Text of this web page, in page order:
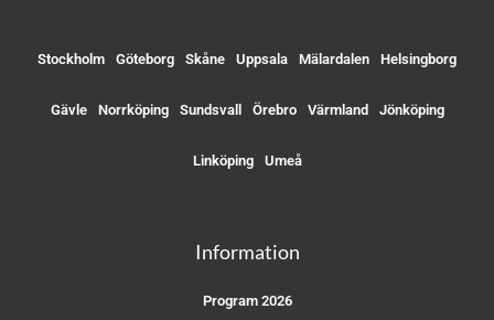
Stockholm Göteborg Skåne Uppsala Mälardalen Helsingborg
Gävle Norrköping Sundsvall Örebro Värmland Jönköping
Linköping Umeå
Information
Program 2026